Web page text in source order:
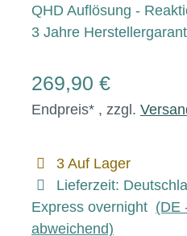
QHD Auflösung -
3 Jahre
269,90 €
Endpreis* , zzgl.
3 Auf Lager
Lieferzeit:
Express overnight (DE
abweichend)